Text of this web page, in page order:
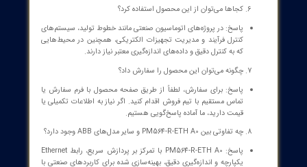
برقرار می‌نماید، بنابراین به یک ستون فقرات قدرتمند برای بهبود بهره‌وری
و ایمنی در بخش‌های مختلف تبدیل می‌شود.
ماژول پردازنده ای بی بی ABB PM564-R-
اندازه‌گیری دقیق و قابلیت توسعه ماژولارمتناسب
با حوزه فعالیت و کسب و کارتان نیاز دارید؟